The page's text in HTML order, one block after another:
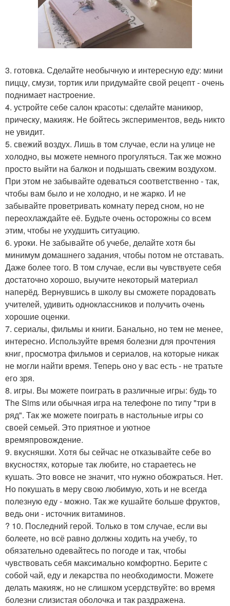
3. готовка. Сделайте необычную и интересную еду: мини
пиццу, смузи, тортик или придумайте свой рецепт - очень
поднимает настроение.
4. устройте себе салон красоты: сделайте маникюр,
прическу, макияж. Не бойтесь экспериментов, ведь никто
не увидит.
5. свежий воздух. Лишь в том случае, если на улице не
холодно, вы можете немного прогуляться. Так же можно
просто выйти на балкон и подышать свежим воздухом.
При этом не забывайте одеваться соответственно - так,
чтобы вам было и не холодно, и не жарко. И не
забывайте проветривать комнату перед сном, но не
переохлаждайте её. Будьте очень осторожны со всем
этим, чтобы не ухудшить ситуацию.
6. уроки. Не забывайте об учебе, делайте хотя бы
минимум домашнего задания, чтобы потом не отставать.
Даже более того. В том случае, если вы чувствуете себя
достаточно хорошо, выучите некоторый материал
наперёд. Вернувшись в школу вы сможете порадовать
учителей, удивить одноклассников и получить очень
хорошие оценки.
7. сериалы, фильмы и книги. Банально, но тем не менее,
интересно. Используйте время болезни для прочтения
книг, просмотра фильмов и сериалов, на которые никак
не могли найти время. Теперь оно у вас есть - не тратьте
его зря.
8. игры. Вы можете поиграть в различные игры: будь то
The Sims или обычная игра на телефоне по типу "три в
ряд". Так же можете поиграть в настольные игры со
своей семьей. Это приятное и уютное
времяпровождение.
9. вкусняшки. Хотя бы сейчас не отказывайте себе во
вкусностях, которые так любите, но стараетесь не
кушать. Это вовсе не значит, что нужно обожраться. Нет.
Но покушать в меру свою любимую, хоть и не всегда
полезную еду - можно. Так же кушайте больше фруктов,
ведь они - источник витаминов.
? 10. Последний герой. Только в том случае, если вы
болеете, но всё равно должны ходить на учебу, то
обязательно одевайтесь по погоде и так, чтобы
чувствовать себя максимально комфортно. Берите с
собой чай, еду и лекарства по необходимости. Можете
делать макияж, но не слишком усердствуйте: во время
болезни слизистая оболочка и так раздражена.